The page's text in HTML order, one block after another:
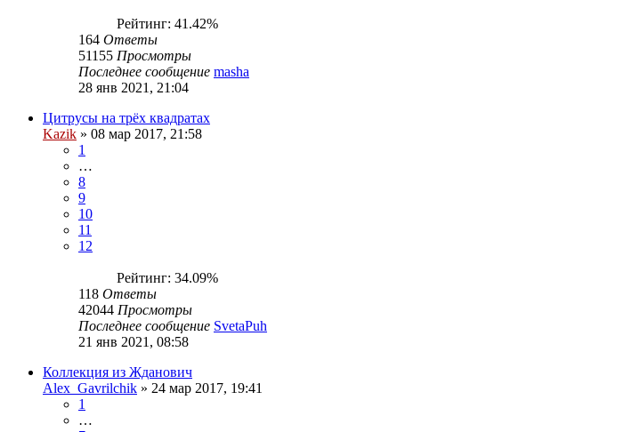
Рейтинг: 41.42%
164 Ответы
51155 Просмотры
Последнее сообщение masha
28 янв 2021, 21:04
Цитрусы на трёх квадратах
Kazik » 08 мар 2017, 21:58
1
…
8
9
10
11
12
Рейтинг: 34.09%
118 Ответы
42044 Просмотры
Последнее сообщение SvetaPuh
21 янв 2021, 08:58
Коллекция из Жданович
Alex_Gavrilchik » 24 мар 2017, 19:41
1
…